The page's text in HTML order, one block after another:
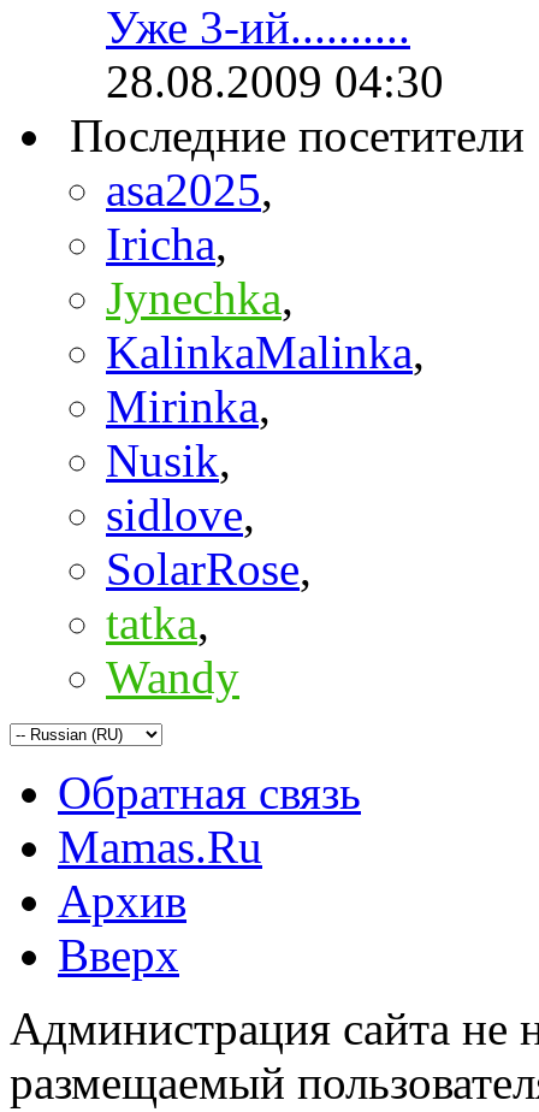
Уже 3-ий..........
28.08.2009 04:30
Последние посетители
asa2025,
Iricha,
Jynechka,
KalinkaMalinka,
Mirinka,
Nusik,
sidlove,
SolarRose,
tatka,
Wandy
Обратная связь
Mamas.Ru
Архив
Вверх
Администрация сайта не
размещаемый